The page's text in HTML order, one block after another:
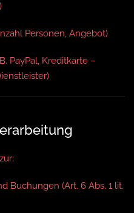
Personen, Angebot)
PayPal, Kreditkarte –
Buchungen (Art. 6 Abs. 1 lit.